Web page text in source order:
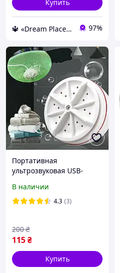
Купить
🔱 «Dream Place» Компетентность! Качество товара! Быстрая отправка! ✅ 97%
Портативная
ультрозвуковая USB-
2
В наличии
4.3 (3)
115₴
200 ₴
Купить